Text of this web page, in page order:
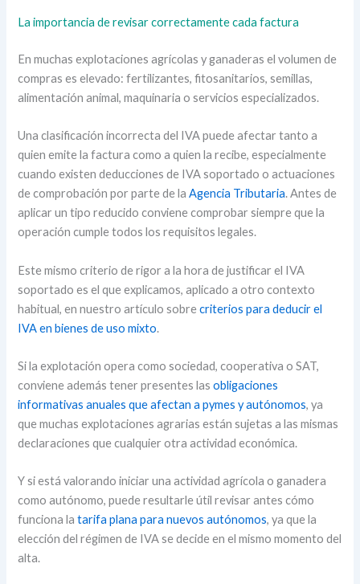
La importancia de revisar correctamente cada factura
En muchas explotaciones agrícolas y ganaderas el volumen de
compras es elevado: fertilizantes, fitosanitarios, semillas,
alimentación animal, maquinaria o servicios especializados.
Una clasificación incorrecta del IVA puede afectar tanto a
quien emite la factura como a quien la recibe, especialmente
cuando existen deducciones de IVA soportado o actuaciones
de comprobación por parte de laAgencia Tributaria. Antes de
aplicar un tipo reducido conviene comprobar siempre que la
operación cumple todos los requisitos legales.
Este mismo criterio de rigor a la hora de justificar el IVA
soportado es el que explicamos, aplicado a otro contexto
habitual, en nuestro artículo sobrecriterios para deducir el
IVA en bienes de uso mixto.
Si la explotación opera como sociedad, cooperativa o SAT,
conviene además tener presentes lasobligaciones
informativas anuales que afectan a pymes y autónomos, ya
que muchas explotaciones agrarias están sujetas a las mismas
declaraciones que cualquier otra actividad económica.
Y si está valorando iniciar una actividad agrícola o ganadera
como autónomo, puede resultarle útil revisar antes cómo
funciona latarifa plana para nuevos autónomos, ya que la
elección del régimen de IVA se decide en el mismo momento del
alta.